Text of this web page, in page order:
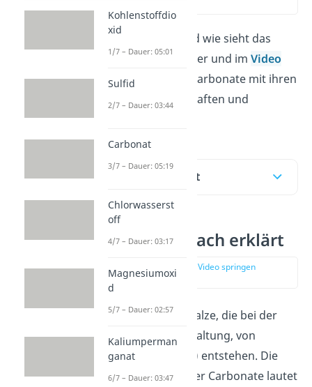
Was ist
und wie sieht das
Carbonat-Ion aus? Hier und im Video
erklären wir die die Carbonate mit ihren
wichtigsten Eigenschaften und
Reaktionen!
Inhaltsübersicht
Carbonat einfach erklärt
zur Stelle im Video springen
(00:14)
Carbonatesind die Salze, die bei der
Dissoziation,
also Spaltung, von
Kohlensäure
) entstehen. Die
allgemeineFormel
der Carbonate lautet
Kohlenstoffdio
xid
1/7 – Dauer: 05:01
Sulfid
2/7 – Dauer: 03:44
Carbonat
3/7 – Dauer: 05:19
Chlorwasserst
off
4/7 – Dauer: 03:17
Magnesiumoxi
d
5/7 – Dauer: 02:57
Kaliumperman
ganat
6/7 – Dauer: 03:47